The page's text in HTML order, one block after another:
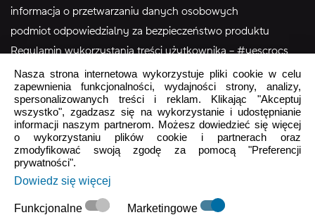
informacja o przetwarzaniu danych osobowych
podmiot odpowiedzialny za bezpieczeństwo produktu
Regulamin wykorzystania treści użytkownika – #yescrocs
Obsługa Klienta
Pon - Pt9:00 - 16:00
Sob - NdzZamknięte
crocs.sklep@intersocks.pl
22 230 94 60
Nasza strona internetowa wykorzystuje pliki cookie w celu
zapewnienia funkcjonalności, wydajności strony, analizy,
spersonalizowanych treści i reklam. Klikając "Akceptuj
wszystko", zgadzasz się na wykorzystanie i udostępnianie
informacji naszym partnerom. Możesz dowiedzieć się więcej
o wykorzystaniu plików cookie i partnerach oraz
zmodyfikować swoją zgodę za pomocą "Preferencji
prywatności".
Dowiedz się więcej
Funkcjonalne Marketingowe